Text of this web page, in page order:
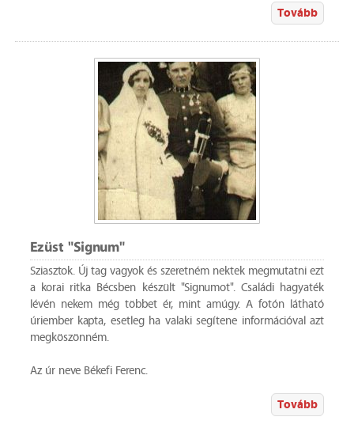
Tovább
Ezüst "Signum"
Sziasztok. Új tag vagyok és szeretném nektek megmutatni ezt
a korai ritka Bécsben készült "Signumot". Családi hagyaték
lévén nekem még többet ér, mint amúgy. A fotón látható
úriember kapta, esetleg ha valaki segítene információval azt
megköszönném.
Az úr neve Békefi Ferenc.
Tovább